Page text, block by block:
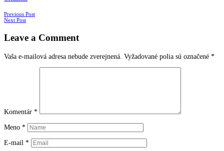
Navigácia
článkoch
Previous Post
Next Post
Leave a Comment
Vaša e-mailová adresa nebude zverejnená. Vyžadované polia sú označené *
Komentár *
Meno *
E-mail *